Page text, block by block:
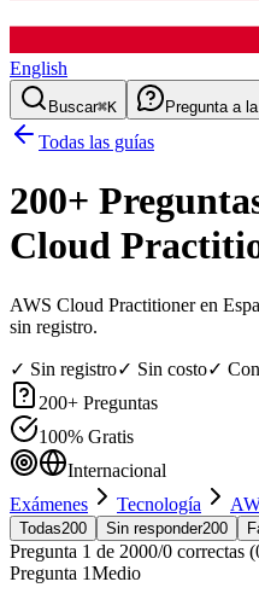
English
Buscar⌘K Pregunta a
Todas las guías
200+
Cloud
AWS Cloud Practitioner en
sin registro.
✓ Sin registro✓ Sin costo✓
200+ Preguntas
100% Gratis
Internacional
Exámenes
Tecnología
Todas200 Sin responder200
Pregunta 1 de 2000/0 correctas (
Pregunta 1Medio